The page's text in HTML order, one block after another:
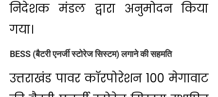
निदेशक मंडल द्वारा अनुमोदन किया
गया।
BESS (बैटरी एनर्जी स्टोरेज सिस्टम) लगाने की सहमति
उत्तराखंड पावर कॉरपोरेशन 100 मेगावाट